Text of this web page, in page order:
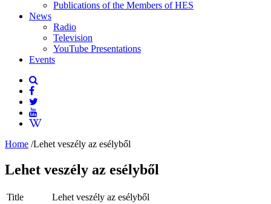
Publications of the Members of HES
News
Radio
Television
YouTube Presentations
Events
Home /Lehet veszély az esélyből
Lehet veszély az esélyből
Title
Lehet veszély az esélyből